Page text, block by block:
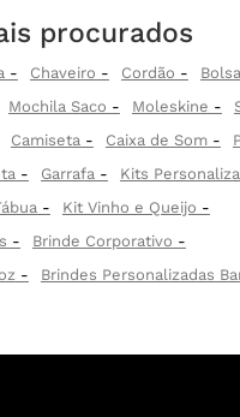
procurados
Chaveiro Cordão
Mochila Saco Moleskine
Camiseta Caixa de Som
Garrafa
Kits
Kit Vinho e Queijo
Brinde Corporativo
Brindes Personalizadas